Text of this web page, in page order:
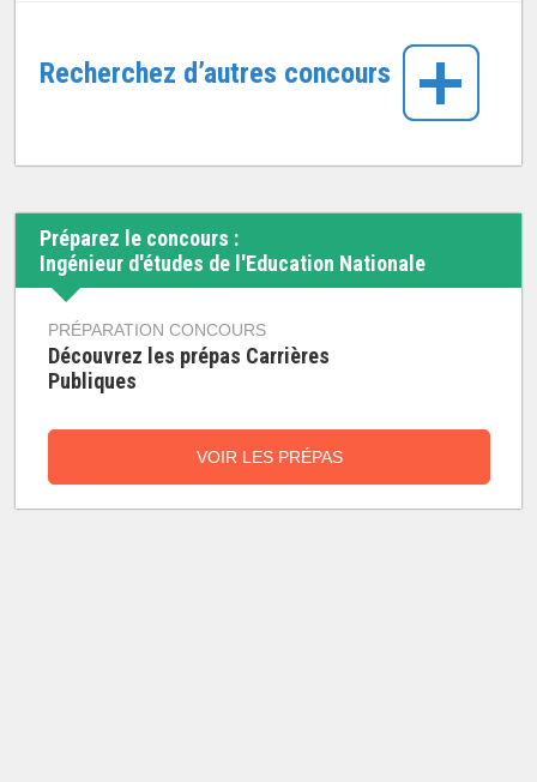
Recherchez d’autres concours
Préparez le concours :
Ingénieur d'études de l'Education Nationale
PRÉPARATION CONCOURS
Découvrez les prépas Carrières
Publiques
VOIR LES PRÉPAS